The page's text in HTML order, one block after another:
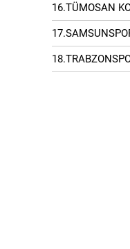
16.TÜMOSAN